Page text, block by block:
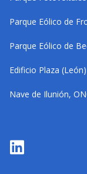
Parque Eólico de
Parque Eólico de
Edificio Plaza (León)
Nave de Ilunión,